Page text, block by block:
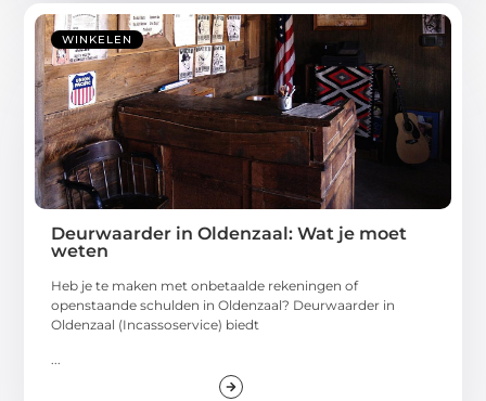
WINKELEN
Deurwaarder in Oldenzaal: Wat je moet
weten
Heb je te maken met onbetaalde rekeningen of
openstaande schulden in Oldenzaal? Deurwaarder in
Oldenzaal (Incassoservice) biedt
...